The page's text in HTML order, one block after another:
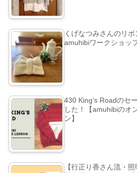
くげなつみさんのリボ
amuhibiワークショッ
430 King’s Roadのセ
した！【amuhibiのオ
ン】
【行正り香さん流・